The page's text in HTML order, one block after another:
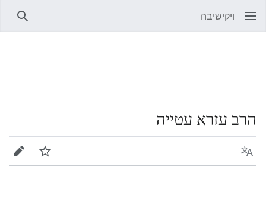
ויקישיבה
הרב עזרא עטייה
שפה מעקב